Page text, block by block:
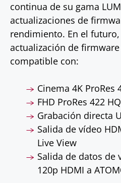
continua de su gama
actualizaciones de
rendimiento. En el
actualización de
compatible con:
Cinema 4K ProRes
FHD ProRes 422
Grabación directa
Salida de vídeo
Live View
Salida de datos de
120p HDMI a